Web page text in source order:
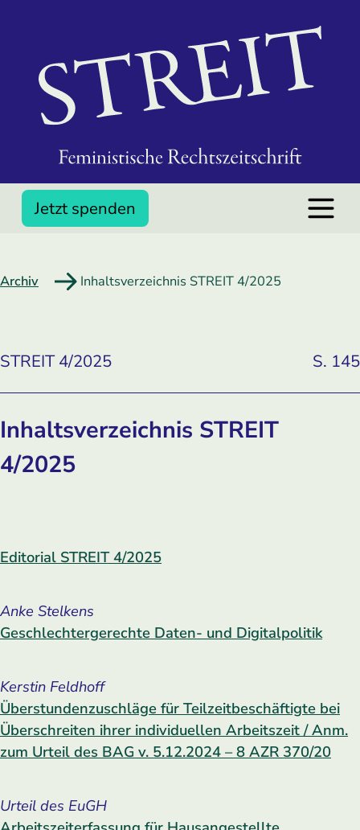
Jetzt spenden
Archiv Inhaltsverzeichnis STREIT 4/2025
STREIT 4/2025 S. 145
Inhaltsverzeichnis STREIT
4/2025
Editorial STREIT 4/2025
Anke Stelkens
Geschlechtergerechte Daten- und Digitalpolitik
Kerstin Feldhoff
Überstundenzuschläge für Teilzeitbeschäftigte bei
Überschreiten ihrer individuellen Arbeitszeit / Anm.
zum Urteil des BAG v. 5.12.2024 – 8 AZR 370/20
Urteil des EuGH